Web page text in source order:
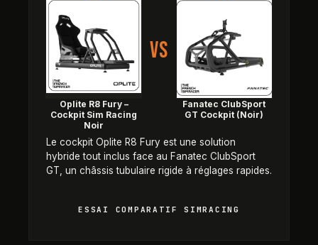
Oplite R8 Fury –
Cockpit Sim Racing
Noir
VS
Fanatec ClubSport
GT Cockpit (Noir)
Le cockpit Oplite R8 Fury est une solution
hybride tout inclus face au Fanatec ClubSport
GT, un châssis tubulaire rigide à réglages rapides.
ESSAI COMPARATIF SIMRACING